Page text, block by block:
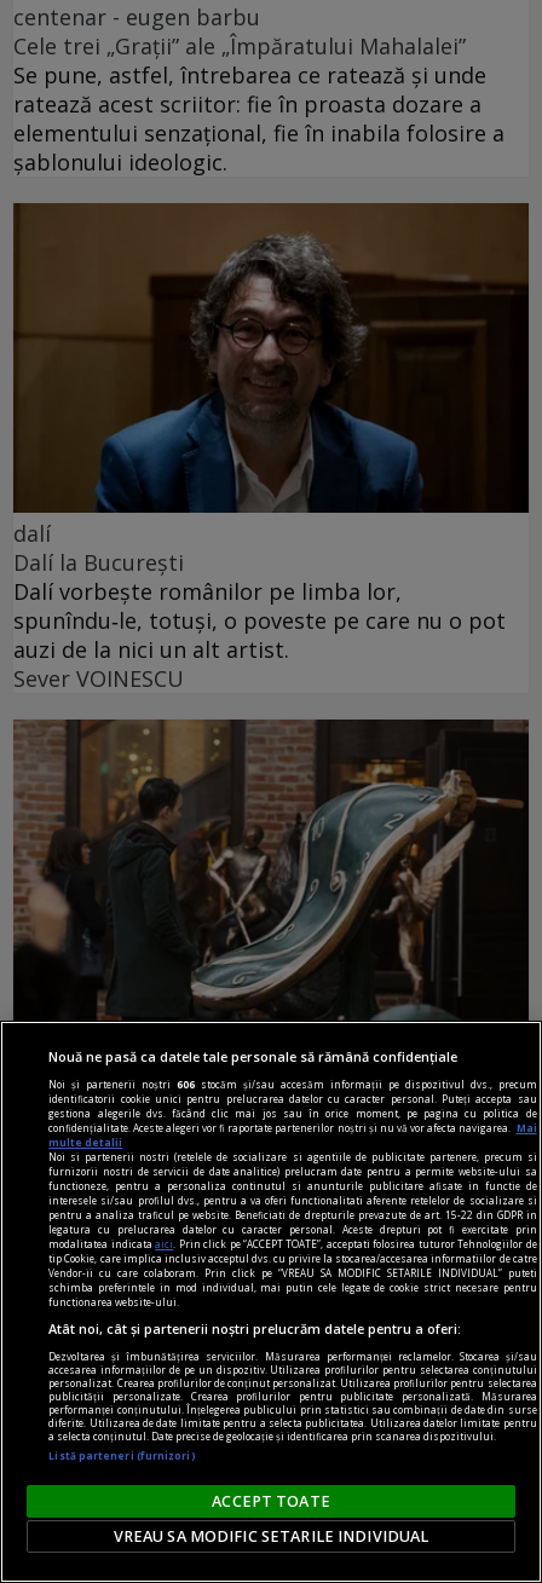
centenar - eugen barbu
Cele trei „Grații” ale „Împăratului Mahalalei”
Se pune, astfel, întrebarea ce ratează și unde
ratează acest scriitor: fie în proasta dozare a
elementului senzațional, fie în inabila folosire a
șablonului ideologic.
dalí
Dalí la București
Dalí vorbește românilor pe limba lor,
spunîndu‑le, totuși, o poveste pe care nu o pot
auzi de la nici un alt artist.
Sever VOINESCU
dalí
„Bucureștiul reflectă perfect genul de om care a
fost Dalí“ interviu cu Jasmine MERLI, curatorul
expoziției „Universului lui Salvador Dalí“ deschisă
la ARCUB
Însă, mai presus de orice, noi sperăm că vizita o
să le facă pur și simplu plăcere.
Sever VOINESCU
Nouă ne pasă ca datele tale personale să rămână confidențiale
Noi și partenerii noștri606 stocăm și/sau accesăm informații pe dispozitivul dvs., precum
identificatorii cookie unici pentru prelucrarea datelor cu caracter personal. Puteți accepta sau
gestiona alegerile dvs. făcând clic mai jos sau în orice moment, pe pagina cu politica de
confidențialitate. Aceste alegeri vor fi raportate partenerilor noștri și nu vă vor afecta navigarea.
Mai
multe detalii
Noi si partenerii nostri (retelele de socializare si agentiile de publicitate partenere, precum si
furnizorii nostri de servicii de date analitice) prelucram date pentru a permite website-ului sa
functioneze, pentru a personaliza continutul si anunturile publicitare afisate in functie de
interesele si/sau profilul dvs., pentru a va oferi functionalitati aferente retelelor de socializare si
pentru a analiza traficul pe website. Beneficiati de drepturile prevazute de art. 15-22 din GDPR in
legatura cu prelucrarea datelor cu caracter personal. Aceste drepturi pot fi exercitate prin
modalitatea indicataaici
. Prin click pe “ACCEPT TOATE”, acceptati folosirea tuturor Tehnologiilor de
tip Cookie, care implica inclusiv acceptul dvs. cu privire la stocarea/accesarea informatiilor de catre
Vendor-ii cu care colaboram. Prin click pe “VREAU SA MODIFIC SETARILE INDIVIDUAL” puteti
schimba preferintele in mod individual, mai putin cele legate de cookie strict necesare pentru
functionarea website-ului.
Atât noi, cât și partenerii noștri prelucrăm datele pentru a oferi:
Dezvoltarea și îmbunătățirea serviciilor. Măsurarea performanței reclamelor. Stocarea și/sau
accesarea informațiilor de pe un dispozitiv. Utilizarea profilurilor pentru selectarea conținutului
personalizat. Crearea profilurilor de conținut personalizat. Utilizarea profilurilor pentru selectarea
publicității personalizate. Crearea profilurilor pentru publicitate personalizată. Măsurarea
performanței conținutului. Înțelegerea publicului prin statistici sau combinații de date din surse
diferite. Utilizarea de date limitate pentru a selecta publicitatea. Utilizarea datelor limitate pentru
a selecta conținutul. Date precise de geolocație și identificarea prin scanarea dispozitivului.
Listă parteneri (furnizori)
ACCEPT TOATE
VREAU SA MODIFIC SETARILE INDIVIDUAL